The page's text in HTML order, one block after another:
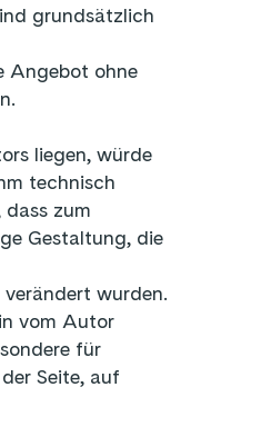
grundsätzlich
Angebot ohne
liegen, würde
technisch
zum
Gestaltung, die
wurden.
vom Autor
für
Seite, auf